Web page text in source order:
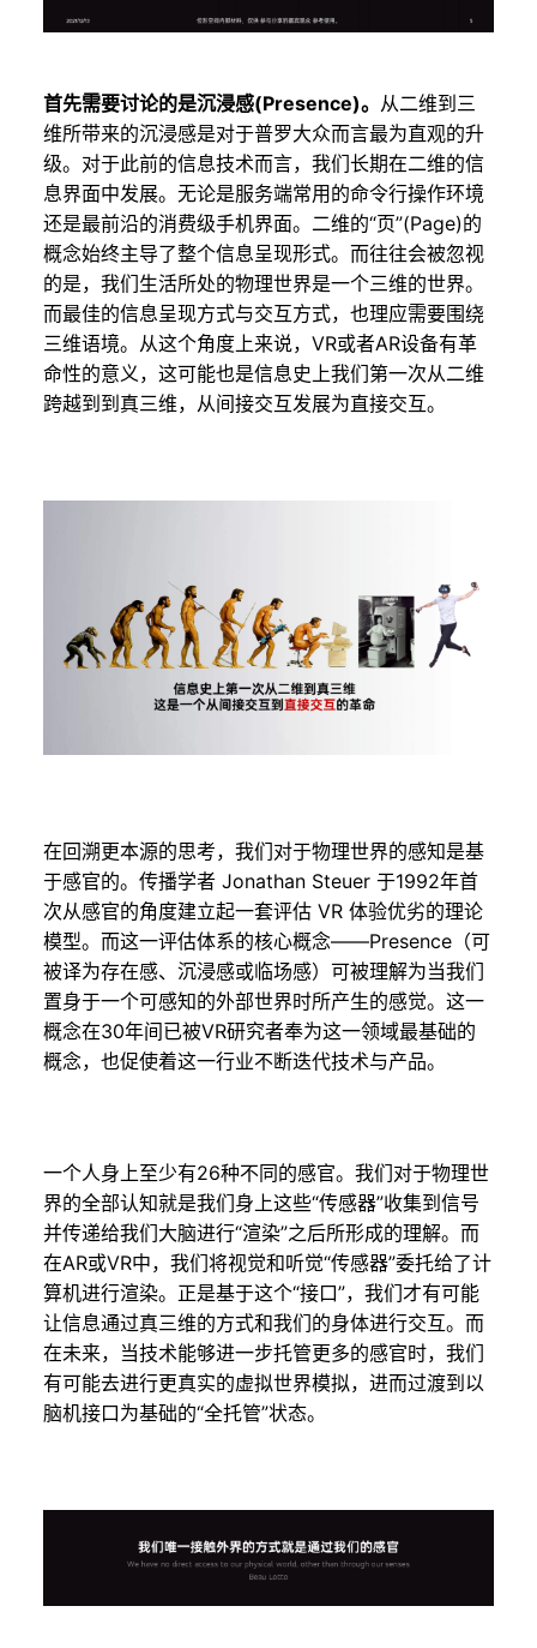
首先需要讨论的是沉浸感(Presence)。 从二维到三
维所带来的沉浸感是对于普罗大众而言最为直观的升
级。对于此前的信息技术而言，我们长期在二维的信
息界面中发展。无论是服务端常用的命令行操作环境
还是最前沿的消费级手机界面。二维的“页”(Page)的
概念始终主导了整个信息呈现形式。而往往会被忽视
的是，我们生活所处的物理世界是一个三维的世界。
而最佳的信息呈现方式与交互方式，也理应需要围绕
三维语境。从这个角度上来说，VR或者AR设备有革
命性的意义，这可能也是信息史上我们第一次从二维
跨越到到真三维，从间接交互发展为直接交互。
在回溯更本源的思考，我们对于物理世界的感知是基
于感官的。传播学者 Jonathan Steuer 于1992年首
次从感官的角度建立起一套评估 VR 体验优劣的理论
模型。而这一评估体系的核心概念——Presence（可
被译为存在感、沉浸感或临场感）可被理解为当我们
置身于一个可感知的外部世界时所产生的感觉。这一
概念在30年间已被VR研究者奉为这一领域最基础的
概念，也促使着这一行业不断迭代技术与产品。
一个人身上至少有26种不同的感官。我们对于物理世
界的全部认知就是我们身上这些“传感器”收集到信号
并传递给我们大脑进行“渲染”之后所形成的理解。而
在AR或VR中，我们将视觉和听觉“传感器”委托给了计
算机进行渲染。正是基于这个“接口”，我们才有可能
让信息通过真三维的方式和我们的身体进行交互。而
在未来，当技术能够进一步托管更多的感官时，我们
有可能去进行更真实的虚拟世界模拟，进而过渡到以
脑机接口为基础的“全托管”状态。